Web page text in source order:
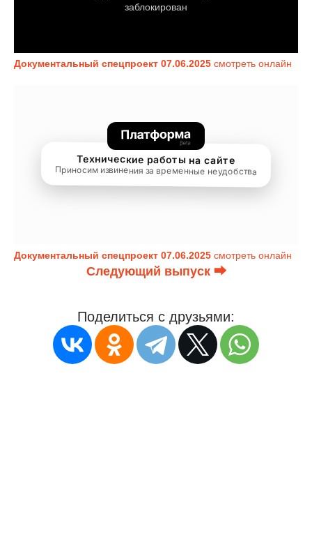
Документальный спецпроект 07.06.2025 смотреть онлайн
Документальный спецпроект 07.06.2025 смотреть онлайн
Следующий выпуск ⮕
Поделиться с друзьями: